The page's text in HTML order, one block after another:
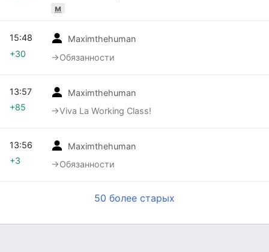
м
Maximthehuman
→‎Обязанности
15:48
+30
Maximthehuman
→‎Viva La Working Class!
13:57
+85
Maximthehuman
→‎Обязанности
13:56
+3
50 более старых